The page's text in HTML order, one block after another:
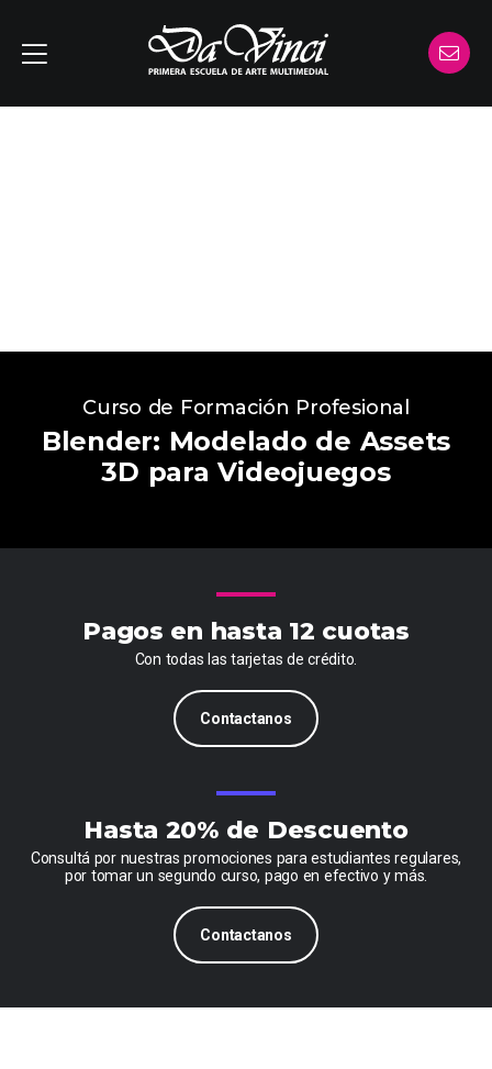
Curso de Formación Profesional
Blender: Modelado de Assets
3D para Videojuegos
Pagos en hasta 12 cuotas
Con todas las tarjetas de crédito.
Contactanos
Hasta 20% de Descuento
Consultá por nuestras promociones para estudiantes regulares,
por tomar un segundo curso, pago en efectivo y más.
Contactanos